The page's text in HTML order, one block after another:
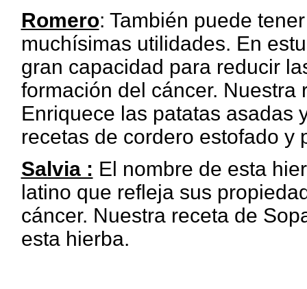
Romero: También puede
muchísimas utilidades. En
gran capacidad para reducir
formación del cáncer.
Enriquece las patatas asadas
recetas de cordero estofado y
Salvia : El nombre de esta
latino que refleja sus
cáncer. Nuestra receta de
esta hierba.